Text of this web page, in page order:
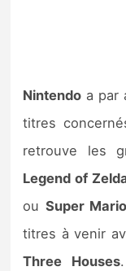
Nintendo a par
titres
retrouve les
Legend of
ou Super
titres à venir
Three Houses